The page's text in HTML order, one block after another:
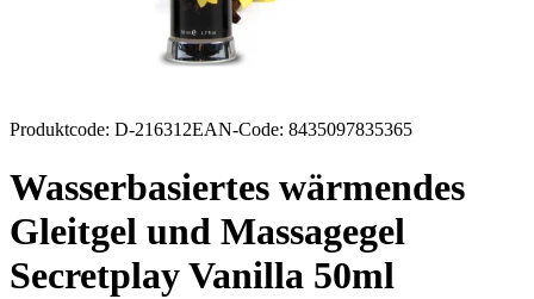
Produktcode: D-216312EAN-Code: 8435097835365
Wasserbasiertes wärmendes
Gleitgel und Massagegel
Secretplay Vanilla 50ml